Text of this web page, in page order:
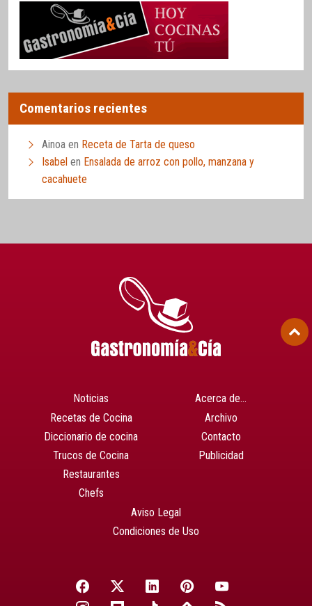
Comentarios recientes
Ainoa en Receta de Tarta de queso
Isabel en Ensalada de arroz con pollo, manzana y
cacahuete
Noticias
Recetas de Cocina
Diccionario de cocina
Trucos de Cocina
Restaurantes
Chefs
Acerca de…
Archivo
Contacto
Publicidad
Aviso Legal
Condiciones de Uso